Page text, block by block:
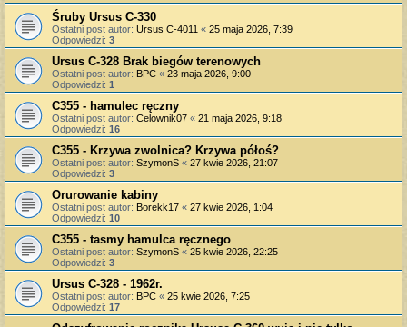
Śruby Ursus C-330
Ostatni post autor: Ursus C-4011 « 25 maja 2026, 7:39
Odpowiedzi: 3
Ursus C-328 Brak biegów terenowych
Ostatni post autor: BPC « 23 maja 2026, 9:00
Odpowiedzi: 1
C355 - hamulec ręczny
Ostatni post autor: Celownik07 « 21 maja 2026, 9:18
Odpowiedzi: 16
C355 - Krzywa zwolnica? Krzywa półoś?
Ostatni post autor: SzymonS « 27 kwie 2026, 21:07
Odpowiedzi: 3
Orurowanie kabiny
Ostatni post autor: Borekk17 « 27 kwie 2026, 1:04
Odpowiedzi: 10
C355 - tasmy hamulca ręcznego
Ostatni post autor: SzymonS « 25 kwie 2026, 22:25
Odpowiedzi: 3
Ursus C-328 - 1962r.
Ostatni post autor: BPC « 25 kwie 2026, 7:25
Odpowiedzi: 17